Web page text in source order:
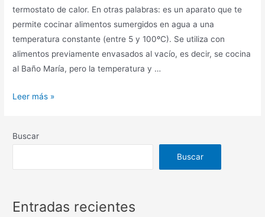
termostato de calor. En otras palabras: es un aparato que te
permite cocinar alimentos sumergidos en agua a una
temperatura constante (entre 5 y 100ºC). Se utiliza con
alimentos previamente envasados ​​al vacío, es decir, se cocina
al Baño María, pero la temperatura y …
Roner
aparato
para
Leer más »
Buscar
Buscar
Entradas recientes